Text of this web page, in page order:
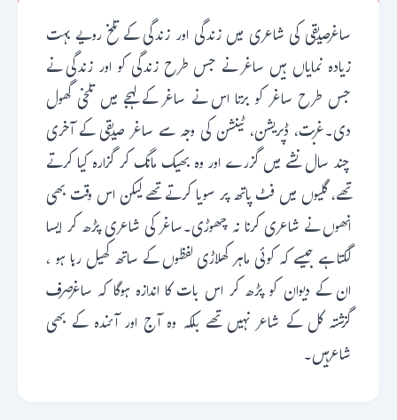
ساغرصدیقی کی شاعری میں زندگی اور زندگی کے تلخ رویے بہت
زیادہ نمایاں ہیں ساغر نے جس طرح زندگی کو اور زندگی نے
جس طرح ساغر کو برتا اس نے ساغر کے لہجے میں تلخی گھول
دی۔غربت، ڈپریشن، ٹینشن کی وجہ سے ساغر صدیقی کے آخری
چند سال نشے میں گزرے اور وہ بھیک مانگ کر گزارہ کیا کرتے
تھے، گلیوں میں فٹ پاتھ پر سویا کرتے تھے لیکن اس وقت بھی
انھوں نے شاعری کرنا نہ چھوڑی۔ساغر کی شاعری پڑھ کر ایسا
لگتا ہے جیسے کہ کوئی ماہر کھلاڑی لفظوں کے ساتھ کھیل رہا ہو ،
ان کے دیوان کو پڑھ کر اس بات کا اندازہ ہوگا کہ ساغرصرف
گزشتہ کل کے شاعر نہیں تھے بلکہ وہ آج اور آئندہ کے بھی
شاعرہیں۔